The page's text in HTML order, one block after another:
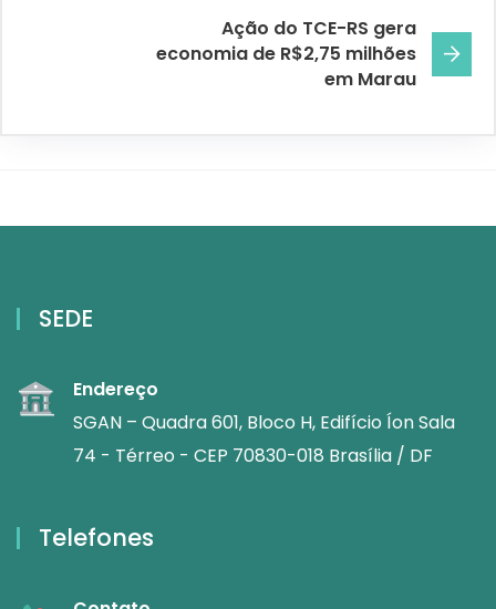
Ação do TCE-RS gera
economia de R$2,75 milhões
em Marau
SEDE
Endereço
SGAN – Quadra 601, Bloco H, Edifício Íon Sala
74 - Térreo - CEP 70830-018 Brasília / DF
Telefones